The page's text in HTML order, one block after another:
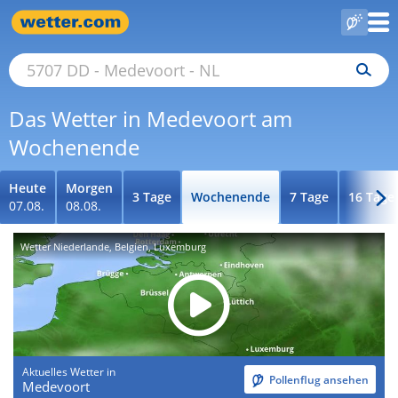
Das Wetter in Medevoort am
Wochenende
Heute
07.08.
Morgen
08.08.
3 Tage Wochenende 7 Tage 16 Tage
Wetter Niederlande, Belgien, Luxemburg
Aktuelles Wetter in
Medevoort Pollenflug ansehen